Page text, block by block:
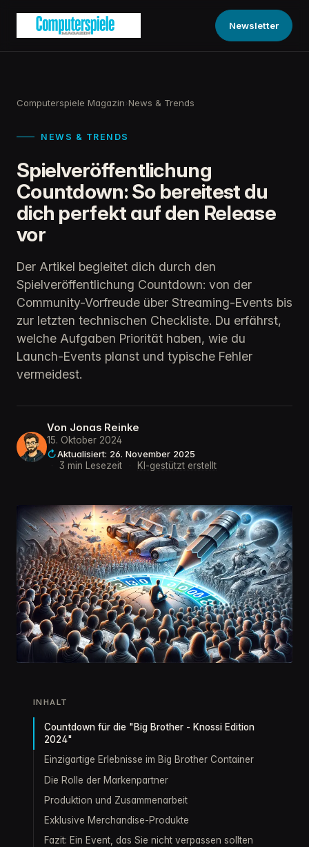
Newsletter
Computerspiele Magazin News & Trends
NEWS & TRENDS
Spielveröffentlichung
Countdown: So bereitest du
dich perfekt auf den Release
vor
Der Artikel begleitet dich durch den
Spielveröffentlichung Countdown: von der
Community-Vorfreude über Streaming-Events bis
zur letzten technischen Checkliste. Du erfährst,
welche Aufgaben Priorität haben, wie du
Launch-Events planst und typische Fehler
vermeidest.
Von Jonas Reinke
15. Oktober 2024
Aktualisiert: 26. November 2025
3 min Lesezeit KI-gestützt erstellt
INHALT
Countdown für die "Big Brother - Knossi Edition
2024"
Einzigartige Erlebnisse im Big Brother Container
Die Rolle der Markenpartner
Produktion und Zusammenarbeit
Exklusive Merchandise-Produkte
Fazit: Ein Event, das Sie nicht verpassen sollten